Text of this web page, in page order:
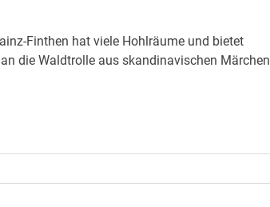
Finthen hat viele Hohlräume und bietet
die Waldtrolle aus skandinavischen Märchen